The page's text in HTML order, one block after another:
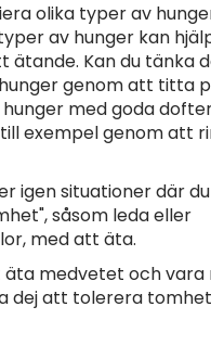
olika typer av
av hunger kan
Kan du tänka
genom att titta
med goda
exempel genom att
igen situationer där
såsom leda eller
med att äta.
äta medvetet och vara
dej att tolerera